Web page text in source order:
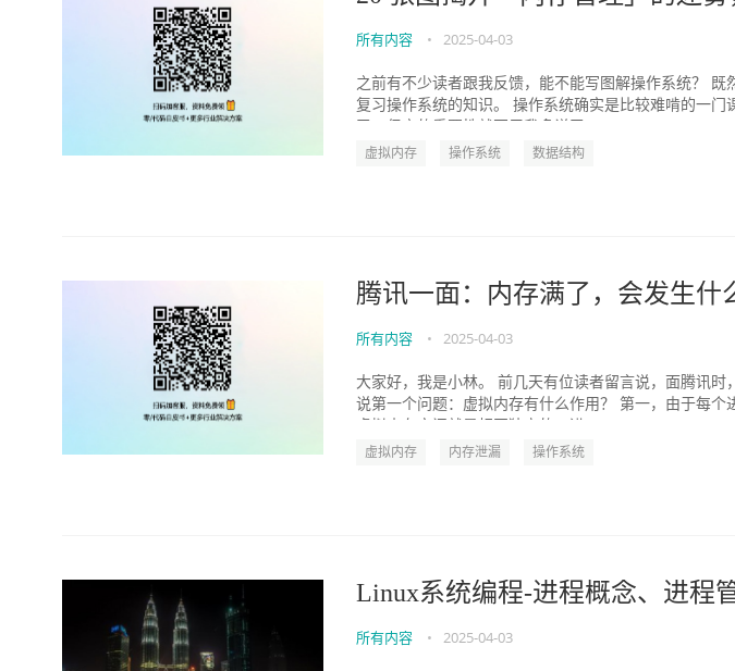
所有内容 • 2025-04-03
之前有不少读者跟我反馈，能不能写图解操作系统？ 既
复习操作系统的知识。 操作系统确实是比较难啃的一门
虚拟内存 操作系统 数据结构
腾讯一面：内存满了，会发生什
所有内容 • 2025-04-03
大家好，我是小林。 前几天有位读者留言说，面腾讯
说第一个问题：虚拟内存有什么作用？ 第一，由于每个
虚拟内存 内存泄漏 操作系统
Linux系统编程-进程概念、进程
所有内容 • 2025-04-03